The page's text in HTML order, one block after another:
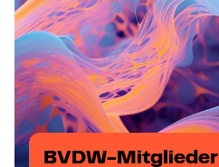
BVDW-Mitglieder